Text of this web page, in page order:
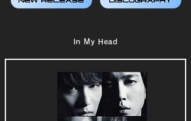
In My Head